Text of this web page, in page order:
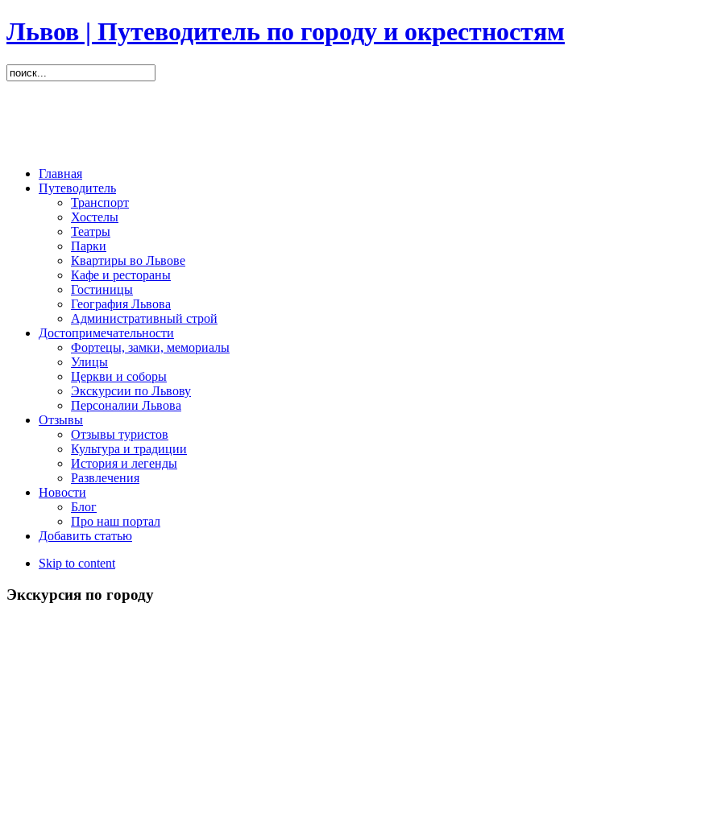
Львов | Путеводитель по городу и окрестностям
Главная
Путеводитель
Транспорт
Хостелы
Театры
Парки
Квартиры во Львове
Кафе и рестораны
Гостиницы
География Львова
Административный строй
Достопримечательности
Фортецы, замки, мемориалы
Улицы
Церкви и соборы
Экскурсии по Львову
Персоналии Львова
Отзывы
Отзывы туристов
Культура и традиции
История и легенды
Развлечения
Новости
Блог
Про наш портал
Добавить статью
Skip to content
Экскурсия по городу